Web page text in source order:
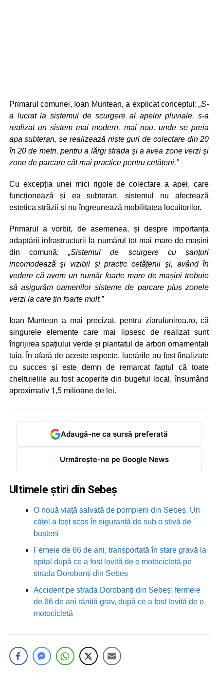
Primarul comunei, Ioan Muntean, a explicat conceptul:„S-
a lucrat la sistemul de scurgere al apelor pluviale, s-a
realizat un sistem mai modern, mai nou, unde se preia
apa subteran, se realizează niște guri de colectare din 20
în 20 de metri, pentru a lărgi strada și a avea zone verzi și
zone de parcare cât mai practice pentru cetățeni.”
Cu excepția unei mici rigole de colectare a apei, care
funcționează și ea subteran, sistemul nu afectează
estetica străzii și nu îngreunează mobilitatea locuitorilor.
Primarul a vorbit, de asemenea, și despre importanța
adaptării infrastructurii la numărul tot mai mare de mașini
din comună:„Sistemul de scurgere cu șanțuri
incomodează și vizibil și practic cetățenii și, având în
vedere că avem un număr foarte mare de mașini trebuie
să asigurăm oamenilor sisteme de parcare plus zonele
verzi la care țin foarte mult.”
Ioan Muntean a mai precizat, pentru ziarulunirea.ro, că
singurele elemente care mai lipsesc de realizat sunt
îngrijirea spațiului verde și plantatul de arbori ornamentali
tuia. În afară de aceste aspecte, lucrările au fost finalizate
cu succes și este demn de remarcat faptul că toate
cheltuielile au fost acoperite din bugetul local, însumând
aproximativ 1,5 milioane de lei.
Adaugă-ne ca sursă preferată
Urmărește-ne pe Google News
Ultimele știri din Sebeș
O nouă viață salvată de pompierii din Sebeș. Un
cățel a fost scos în siguranță de sub o stivă de
bușteni
Femeie de 66 de ani, transportată în stare gravă la
spital după ce a fost lovită de o motocicletă pe
strada Dorobanți din Sebeș
Accident pe strada Dorobanți din Sebeș: fermeie
de 66 de ani rănită grav, după ce a fost lovită de o
motocicletă